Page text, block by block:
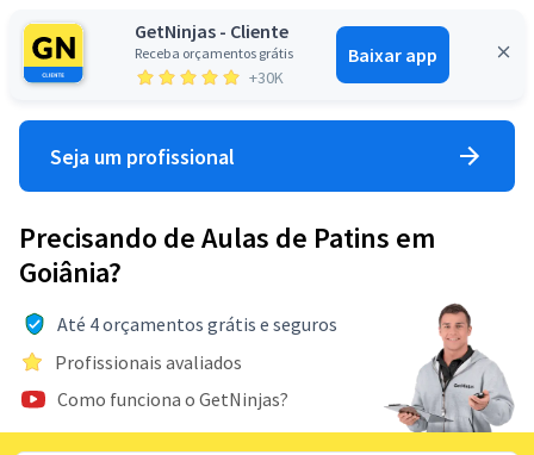
GetNinjas - Cliente
Receba orçamentos grátis
+30K
Baixar app
Entrar
Seja um profissional
Precisando de Aulas de Patins em
Goiânia?
Até 4 orçamentos grátis e seguros
Profissionais avaliados
Como funciona o GetNinjas?